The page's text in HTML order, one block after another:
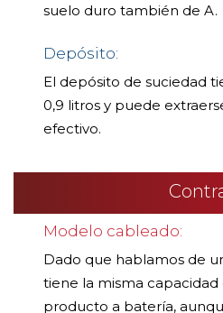
suelo duro también de A.
Depósito:
El depósito de suciedad
0,9 litros y puede
efectivo.
Modelo cableado:
Dado que hablamos de
tiene la misma
producto a batería,